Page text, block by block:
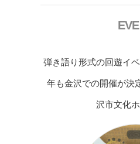
弾き語り形式の回遊イ
年も金沢での開催が
沢市文化